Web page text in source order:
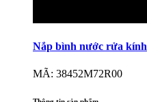
Nắp bình nước rửa kính
MÃ: 38452M72R00